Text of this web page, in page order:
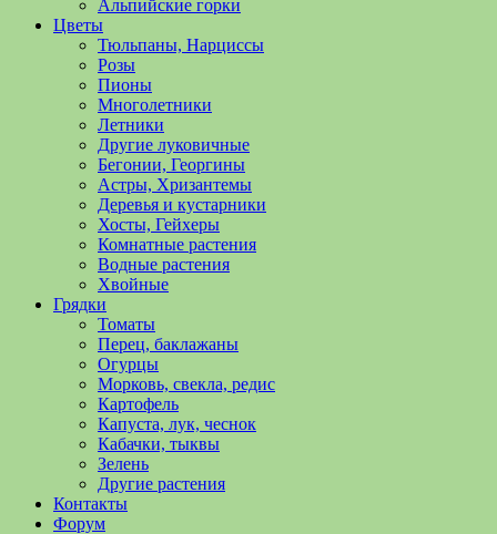
Альпийские горки
Цветы
Тюльпаны, Нарциссы
Розы
Пионы
Многолетники
Летники
Другие луковичные
Бегонии, Георгины
Астры, Хризантемы
Деревья и кустарники
Хосты, Гейхеры
Комнатные растения
Водные растения
Хвойные
Грядки
Томаты
Перец, баклажаны
Огурцы
Морковь, свекла, редис
Картофель
Капуста, лук, чеснок
Кабачки, тыквы
Зелень
Другие растения
Контакты
Форум